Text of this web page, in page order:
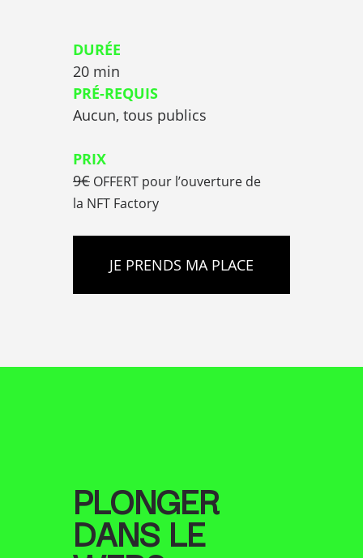
DURÉE
20 min
PRÉ-REQUIS
Aucun, tous publics
PRIX
9€ OFFERT pour l’ouverture de
la NFT Factory
JE PRENDS MA PLACE
PLONGER
DANS LE